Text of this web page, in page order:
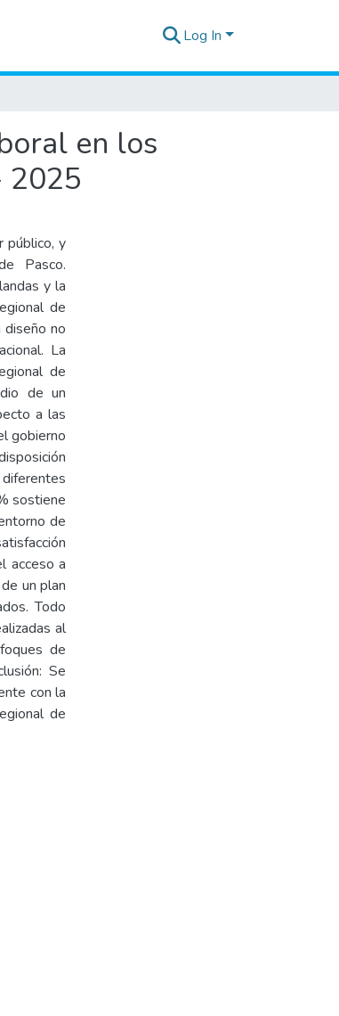
Log In
en los
2025
público, y
Pasco.
y la
de
no
La
de
de un
a las
gobierno
sostiene
de
acceso a
un plan
Todo
al
de
Se
con la
de